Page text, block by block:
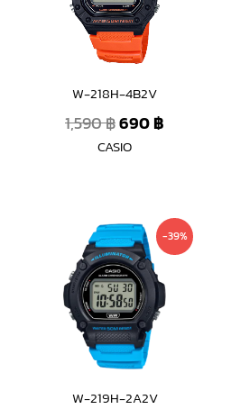
W-218H-4B2V
1,590฿690฿
CASIO
-39%
W-219H-2A2V
Original
price
was:
1,300 ฿.
Current
price
790 ฿.